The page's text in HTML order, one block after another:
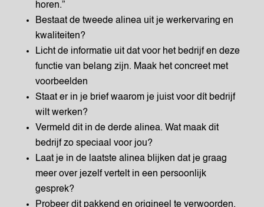
horen.”
Bestaat de tweede alinea uit je werkervaring en
kwaliteiten?
Licht de informatie uit dat voor het bedrijf en deze
functie van belang zijn. Maak het concreet met
voorbeelden
Staat er in je brief waarom je juist voor dít bedrijf
wilt werken?
Vermeld dit in de derde alinea. Wat maak dit
bedrijf zo speciaal voor jou?
Laat je in de laatste alinea blijken dat je graag
meer over jezelf vertelt in een persoonlijk
gesprek?
Probeer dit pakkend en origineel te verwoorden,